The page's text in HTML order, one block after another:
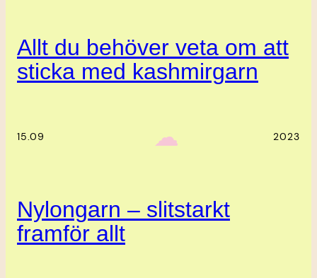
Allt du behöver veta om att
sticka med kashmirgarn
15.09 ‎ ‎‎ ☁︎‎‎ 2023
Nylongarn – slitstarkt
framför allt